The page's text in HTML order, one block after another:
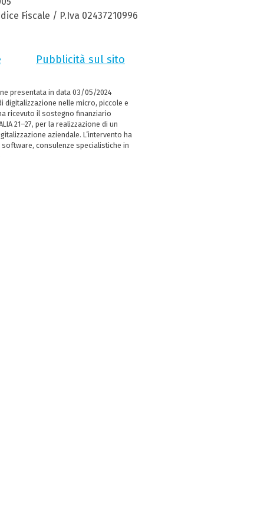
Fiscale / P.Iva 02437210996
Pubblicità sul sito
presentata in data 03/05/2024
digitalizzazione nelle micro, piccole e
ricevuto il sostegno finanziario
21–27, per la realizzazione di un
aziendale. L’intervento ha
consulenze specialistiche in